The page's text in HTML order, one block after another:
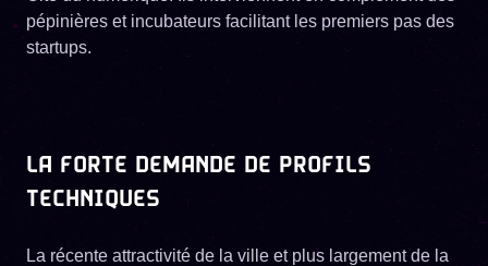
pépinières et incubateurs facilitant les premiers pas des
startups.
LA FORTE DEMANDE DE PROFILS
TECHNIQUES
La récente attractivité de la ville et plus largement de la